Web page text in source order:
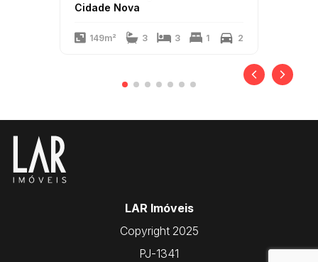
Cidade Nova
149m² 3 3 1 2
LAR Imóveis
Copyright 2025
PJ-1341